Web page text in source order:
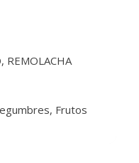
REMOLACHA
Frutos